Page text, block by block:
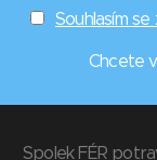
Souhlasím
Chcete
Spolek FÉR